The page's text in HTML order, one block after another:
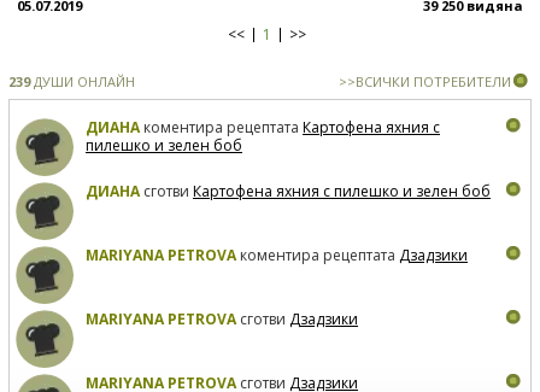
05.07.2019 39 250 видяна
<< 1 >>
239ДУШИ ОНЛАЙН >>ВСИЧКИ ПОТРЕБИТЕЛИ
ДИАНАкоментира рецептата Картофена яхния с
пилешко и зелен боб
ДИАНАсготви Картофена яхния с пилешко и зелен боб
MARIYANA PETROVAкоментира рецептата Дзадзики
MARIYANA PETROVAсготви Дзадзики
MARIYANA PETROVAсготви Дзадзики